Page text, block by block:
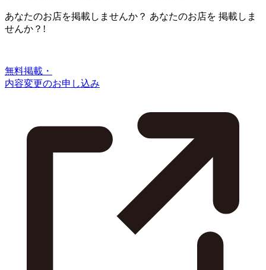
あなたのお店を掲載しませんか？ あなたのお店を 掲載しま
せんか？!
無料掲載・
内容変更のお申し込み